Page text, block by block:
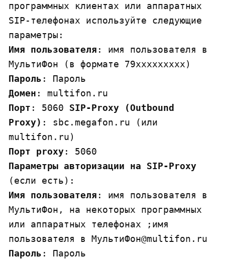
программных клиентах или аппаратных
SIP-телефонах используйте следующие
Имя пользователя : имя пользователя в
Пароль
Домен
Порт : 5060 SIP-Proxy (Outbound
Proxy) : sbc.megafon.ru (или
Порт
proxy
Имя пользователя : имя пользователя в
МультиФон, на некоторых программных
или аппаратных телефонах ;имя
Пароль